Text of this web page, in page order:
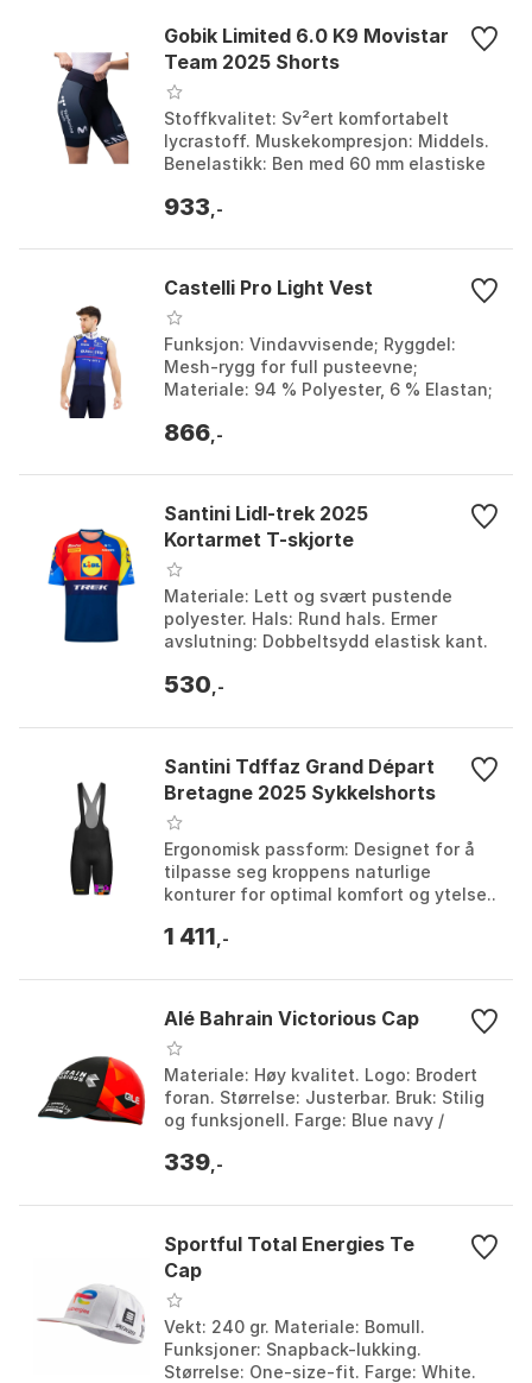
Gobik Limited 6.0 K9 Movistar
Team 2025 Shorts
Stoffkvalitet: Sv²ert komfortabelt
lycrastoff. Muskekompresjon: Middels.
Benelastikk: Ben med 60 mm elastiske
Spesialfunksjoner: Eksklusi...
933 ,-
Castelli Pro Light Vest
Funksjon: Vindavvisende; Ryggdel:
Mesh-rygg for full pusteevne;
Materiale: 94 % Polyester, 6 % Elastan;
Farge: Belgian b...
866 ,-
Santini Lidl-trek 2025
Kortarmet T-skjorte
Materiale: Lett og svært pustende
polyester. Hals: Rund hals. Ermer
avslutning: Dobbeltsydd elastisk kant.
Farge: Print. Stør...
530 ,-
Santini Tdffaz Grand Départ
Bretagne 2025 Sykkelshorts
Ergonomisk passform: Designet for å
tilpasse seg kroppens naturlige
konturer for optimal komfort og ytelse..
transporterer ...
1 411 ,-
Alé Bahrain Victorious Cap
Materiale: Høy kvalitet. Logo: Brodert
foran. Størrelse: Justerbar. Bruk: Stilig
og funksjonell. Farge: Blue navy /
339 ,-
Sportful Total Energies Te
Cap
Vekt: 240 gr. Materiale: Bomull.
Funksjoner: Snapback-lukking.
Størrelse: One-size-fit. Farge: White.